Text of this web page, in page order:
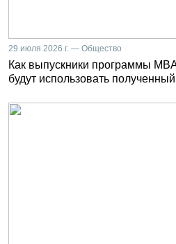
29 июля 2026 г. — Общество
Как выпускники программы
будут использовать